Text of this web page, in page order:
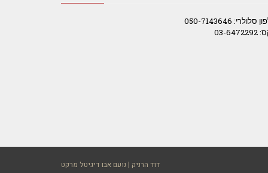
050-7143646
דוד הרניק | נועם אבו דיגיטל מרקט